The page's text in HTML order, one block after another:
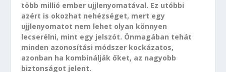
több millió ember ujjlenyomatával. Ez utóbbi
azért is okozhat nehézséget, mert egy
ujjlenyomatot nem lehet olyan könnyen
lecserélni, mint egy jelszót. Önmagában tehát
minden azonosítási módszer kockázatos,
azonban ha kombinálják őket, az nagyobb
biztonságot jelent.